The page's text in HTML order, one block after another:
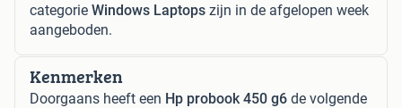
categorie Windows Laptops zijn in de afgelopen week
aangeboden.
Kenmerken
Doorgaans heeft een Hp probook 450 g6 de volgende